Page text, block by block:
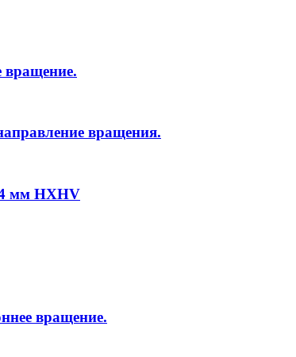
вращение.
вращения.
мм HXHV
вращение.